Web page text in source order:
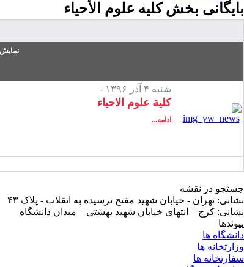
بایگانی بخشکلیه علوم الأحیاء
شنبه ۴ آذر ۱۳۹۶ -
کلیة علوم الاحیاء
ادامه...
جستجو در نقشه
نشانی: تهران - خیابان شهید مفتح نرسیده به انقلاب - پلاک ۴۳
نشانی: کرج – انتهای خیابان شهید بهشتی – میدان دانشگاه
پیوندها
دانشگاه ها
وزارتخانه ها
سفارتخانه ها